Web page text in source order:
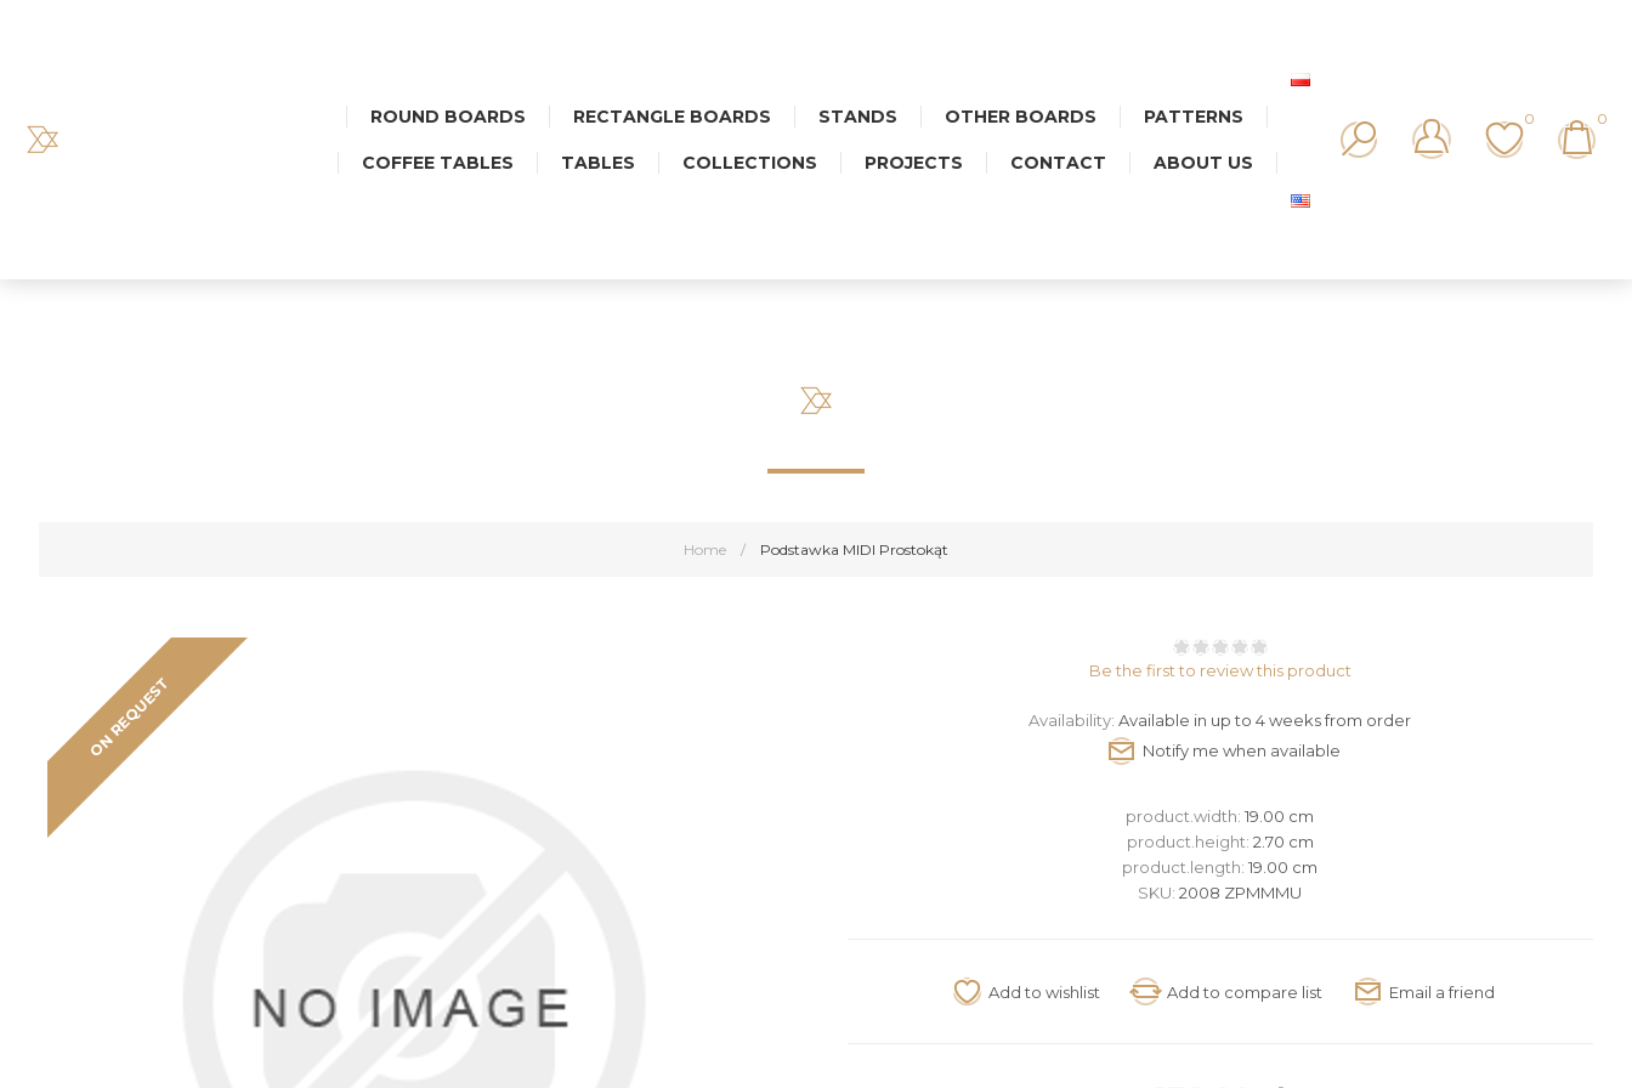
ROUND BOARDS RECTANGLE BOARDS STANDS OTHER BOARDS PATTERNS
COFFEE TABLES TABLES COLLECTIONS PROJECTS CONTACT ABOUT US
0 0
Home / Podstawka MIDI Prostokąt
ON REQUEST
Be the first to review this product
Availability: Available in up to 4 weeks from order
product.width:19.00 cm
product.height: 2.70 cm
product.length:19.00 cm
SKU: 2008 ZPMMMU